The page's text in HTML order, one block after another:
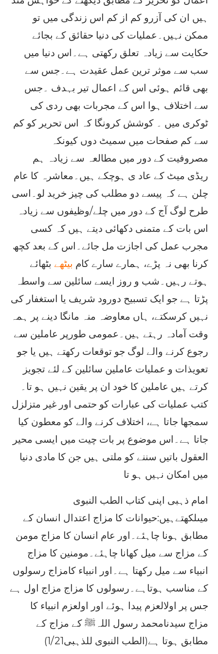
ہیں ان کی آزرو کم از کم اس زندگی میں تو
ممکن نہیں۔عملیات کی دنیا حقائق کے بجائے
حکایت سے زیادہ تعلق رکھتی ہے۔اس دنیا میں
سب سے موثر ترین عمل عقیدت ہے۔جس سے
بھی قائم ہوئی اس کے اعمال تیر بہدف ۔جس
سے اختلاف ہوا اس کے مجربات بھی ردی کی
ٹوکری میں ۔ کوشش کرونگا کہ اس تحریر کو کم
سے کم صفحات میں سمیٹ دوں کیونکہ
مصروفیت کے دور میں مطالعہ سے زیادہ ہم
ریڈی میٹ کے عاد ی ہوچکے ہیں۔معاشرہ کا عام
چلن ہے کہ پیسے دو مطلب کی چیز خرید لو۔اسی
طرح لوگ آج کے دور میں چلے/وظیفوں سے زیادہ
اس بات کے متمنی دکھائی دیتے ہیں کہ کسی
مجرب عمل کی اجازت مل جائے۔اس کے بعد کچھ
کرنا بھی نہ پڑے، ہمارے سارے کام بیٹھے بٹھائے
ہوتے رہیں۔شب و روز ایسے سائلین سے واسطہ
پڑتا ہے جو ایک تسبیح دورود شریف یا استغفار کی
نہیں کرسکتے، ہاں معاوضہ منہ مانگا دینے پر ہمہ
وقت آمادہ رہتے ہیں۔عمومی طورپر عاملین سے
رجوع کرنے والے لوگ جو توقعات رکھتے ہیں یا جو
تعویذات و عملیات عاملین سائلین کے لئے تجویز
کرتے ہیں عاملین کا خود ان پر یقین نہیں ہو تا۔
کتب عملیات کی عبارات کو حتمی اور غیر متزلزل
سمجھا جاتا ہے، اختلاف کرنے والے کو معطون کیا
جاتا ہے۔اس موضوع پر بات چیت میں ایسی محیر
العقول باتیں سننے کو ملتی ہیں جن کا مادی دنیا
میں امکان نہیں ہو تا
امام ذہبی اپنی کتاب الطب النبوی
میںلکھتےہیں:حیوانات کا مزاج اعتدال انسان کے
مطابق ہونا چاہئے۔اور عام انسان کا مزاج مومن
کے مزاج سے میل کھانا چاہئے۔مومنین کا مزاج
انبیاء سے میل رکھتا ہے۔اور انبیاء کامزاج رسولوں
کے مناسب ہوتاہے۔رسولوں کا مزاج مزاج اول ہے
جس پر اولالعزم پیدا ہوئے اور اولعزم انبیاء کا
مزاج سیدنامحمد رسول اللہﷺ کے مزاج کے
مطابق ہوتا ہے(الطب النبوی للذہبی1/21)